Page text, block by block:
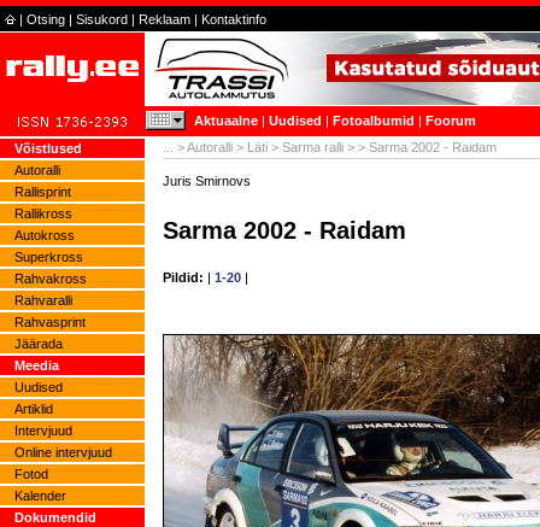
| Otsing | Sisukord | Reklaam | Kontaktinfo
Aktuaalne | Uudised | Fotoalbumid | Foorum
Võistlused
Autoralli
Rallisprint
Rallikross
Autokross
Superkross
Rahvakross
Rahvaralli
Rahvasprint
Jäärada
Meedia
Uudised
Artiklid
Intervjuud
Online intervjuud
Fotod
Kalender
Dokumendid
>Autoralli > Läti > Sarma ralli > > Sarma 2002 - Raidam
Juris Smirnovs
Sarma 2002 - Raidam
Pildid: | 1-20 |